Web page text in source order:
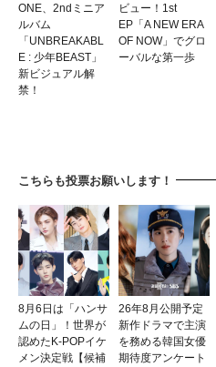
ONE、2ndミニア
ルバム
「UNBREAKABL
E : 少年BEAST」
新ビジュアル解
禁！
ビュー！1st
EP「A NEW ERA
OF NOW」でグロ
ーバルな第一歩
こちらも投票お願いします！
8月6日は「ハンサ
ムの日」！世界が
認めたK-POPイケ
メン決定戦【候補
26年8月公開予定
新作ドラマで主演
を務める韓国女優
期待度アンケート